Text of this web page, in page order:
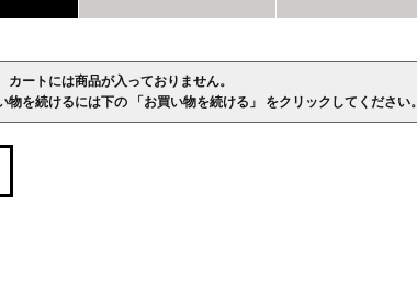
カートには商品が入っておりません。
物を続けるには下の 「お買い物を続ける」 をクリックしてください。